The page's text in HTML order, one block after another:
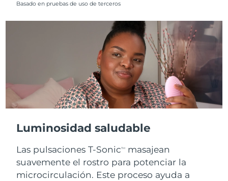
Basado en pruebas de uso de terceros
Luminosidad saludable
Las pulsaciones T-SonicTM
masajean
suavemente el rostro para potenciar la
microcirculación. Este proceso ayuda a